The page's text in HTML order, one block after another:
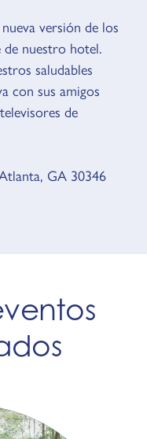
versión de los
de nuestro hotel.
saludables
con sus amigos
de
GA 30346